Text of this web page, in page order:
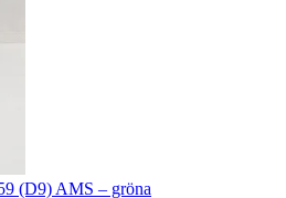
(D9) AMS – gröna